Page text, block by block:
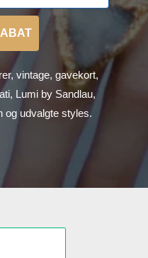
vintage, gavekort,
Lumi by Sandlau,
og udvalgte styles.